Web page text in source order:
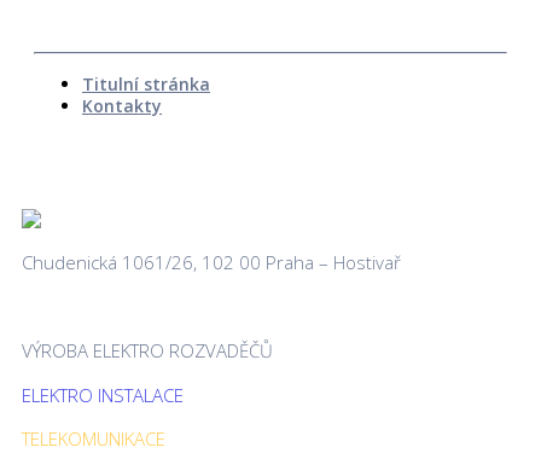
Titulní stránka
Kontakty
Chudenická 1061/26, 102 00 Praha – Hostivař
VÝROBA ELEKTRO ROZVADĚČŮ
ELEKTRO INSTALACE
TELEKOMUNIKACE